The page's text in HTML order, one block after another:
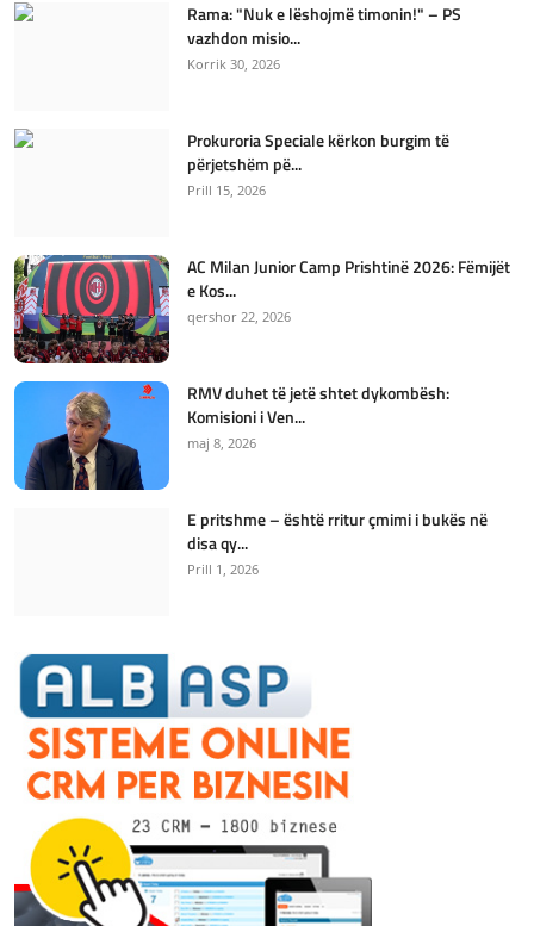
Rama: "Nuk e lëshojmë timonin!" – PS
vazhdon misio...
Korrik 30, 2026
Prokuroria Speciale kërkon burgim të
përjetshëm pë...
Prill 15, 2026
AC Milan Junior Camp Prishtinë 2026: Fëmijët
e Kos...
qershor 22, 2026
RMV duhet të jetë shtet dykombësh:
Komisioni i Ven...
maj 8, 2026
E pritshme – është rritur çmimi i bukës në
disa qy...
Prill 1, 2026